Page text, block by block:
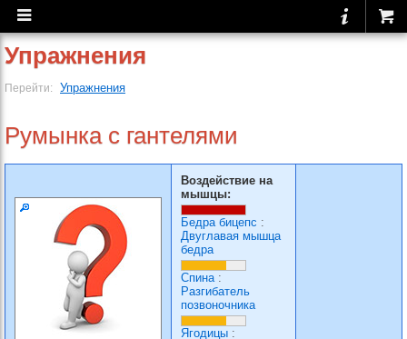
Упражнения
Перейти: Упражнения
Румынка с гантелями
Воздействие на
мышцы:
Бедра бицепс :
Двуглавая мышца
бедра
Спина:
Разгибатель
позвоночника
Ягодицы :